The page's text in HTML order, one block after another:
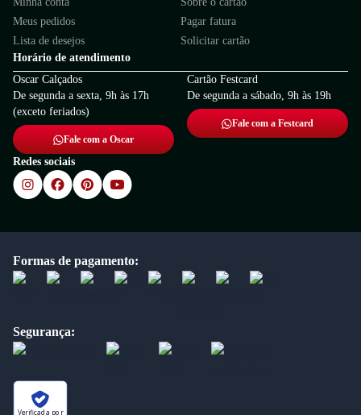
Meus pedidos
Lista de desejos
Pagar fatura
Solicitar cartão
Horário de atendimento
Oscar Calçados
De segunda a sexta, 9h às 17h
(exceto feriados)
Fale com a Oscar
Cartão Festcard
De segunda a sábado, 9h às 19h
Fale com a Festcard
Redes sociais
Formas de pagamento:
Segurança:
Verificada por